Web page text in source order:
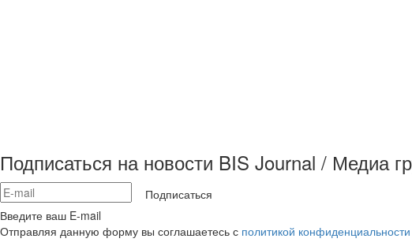
Подписаться на новости BIS Journal / Медиа
Подписаться
Введите ваш E-mail
Отправляя данную форму вы соглашаетесь с политикой